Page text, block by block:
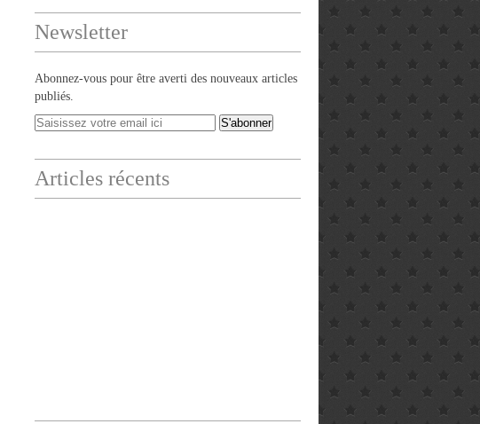
Newsletter
Abonnez-vous pour être averti des nouveaux articles
publiés.
Articles récents